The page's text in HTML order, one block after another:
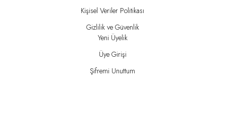
Kişisel Veriler Politikası
Gizlilik ve Güvenlik
Yeni Üyelik
Üye Girişi
Şifremi Unuttum